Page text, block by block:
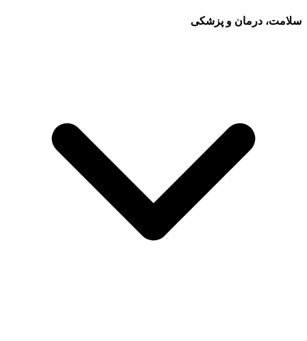
سلامت، درمان و پزشکی